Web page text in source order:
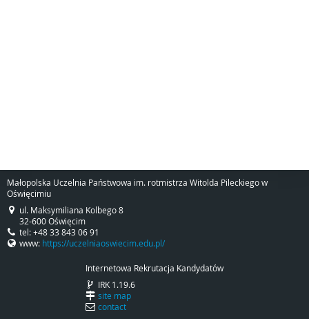
Małopolska Uczelnia Państwowa im. rotmistrza Witolda Pileckiego w
Oświęcimiu
ul. Maksymiliana Kolbego 8
32-600 Oświęcim
tel: +48 33 843 06 91
www: https://uczelniaoswiecim.edu.pl/
Internetowa Rekrutacja Kandydatów
IRK 1.19.6
site map
contact